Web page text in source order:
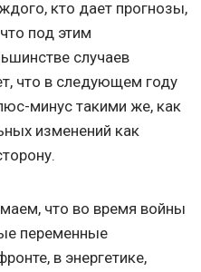
кто дает прогнозы,
под этим
случаев
что в следующем году
минус такими же, как
изменений как
что во время войны
переменные
в энергетике,